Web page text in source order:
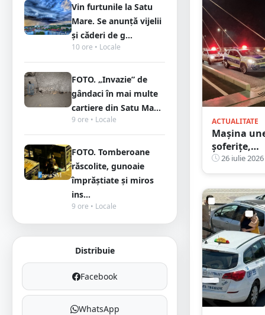
Vin furtunile la Satu
Mare. Se anunță vijelii
și căderi de g...
10 ore • Locale
FOTO. „Invazie” de
gândaci în mai multe
cartiere din Satu Ma...
9 ore • Locale
FOTO. Tomberoane
răscolite, gunoaie
împrăștiate și miros
ins...
9 ore • Locale
Distribuie
Facebook
WhatsApp
ACTUALITATE
Mașina
șoferițe,
rămasă fără
puntea
spate pe
Podul
din Satu
Mare
26 iulie 2026